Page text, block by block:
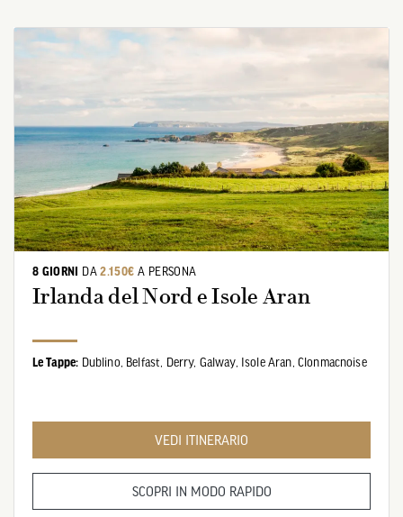
8 GIORNI DA2.150€ A PERSONA
Irlanda del Nord e Isole Aran
Le Tappe: Dublino, Belfast, Derry, Galway, Isole Aran, Clonmacnoise
VEDI ITINERARIO
SCOPRI IN MODO RAPIDO